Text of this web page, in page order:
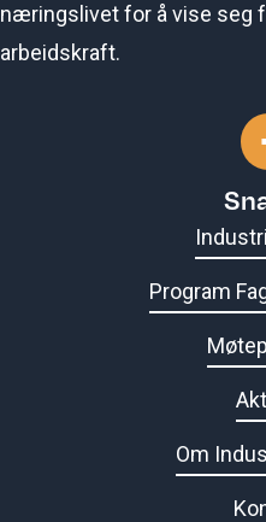
næringslivet for å vise seg
arbeidskraft.
Program
Om